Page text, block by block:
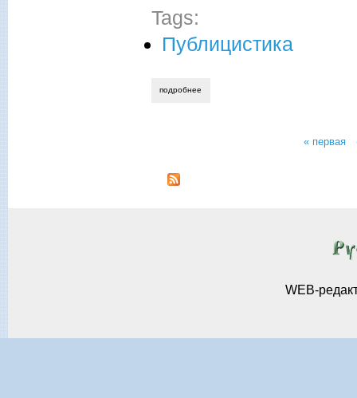
Tags:
Публицистика
подробнее
« первая
WEB-